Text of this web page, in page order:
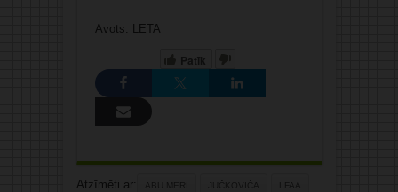
Avots: LETA
Patīk
Atzīmēti ar: ABU MERI JUČKOVIČA LFAA